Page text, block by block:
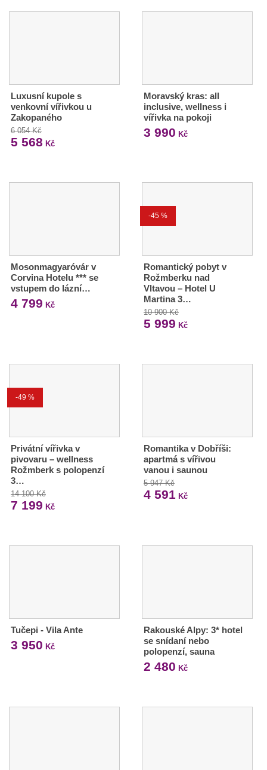
Luxusní kupole s
venkovní vířivkou u
Zakopaného
6 054 Kč
5 568 Kč
Moravský kras: all
inclusive, wellness i
vířivka na pokoji
3 990 Kč
Mosonmagyaróvár v
Corvina Hotelu *** se
vstupem do lázní…
4 799 Kč
-45 %
Romantický pobyt v
Rožmberku nad
Vltavou – Hotel U
Martina 3…
10 900 Kč
5 999 Kč
-49 %
Privátní vířivka v
pivovaru – wellness
Rožmberk s polopenzí
3…
14 100 Kč
7 199 Kč
Romantika v Dobříši:
apartmá s vířivou
vanou i saunou
5 947 Kč
4 591 Kč
Tučepi - Vila Ante
3 950 Kč
Rakouské Alpy: 3* hotel
se snídaní nebo
polopenzí, sauna
2 480 Kč